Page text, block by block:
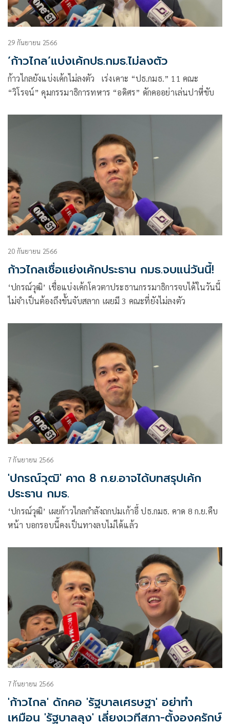
29 กันยายน 2566
‘ก้าวไกล’แบ่งเค้กปธ.กมธ.ไม่ลงตัว
ก้าวไกลยังแบ่งเค้กไม่ลงตัว เร่งเคาะ “ปธ.กมธ.” 11 คณะ
“วิโรจน์” คุมกรรมาธิการทหาร “อดิศร” ดักคออย่าเล่นปาหี่ขับ
20 กันยายน 2566
ก้าวไกลเชื่อแย่งเค้กประธาน กมธ.จบแน่วันนี้!
‘ปกรณ์วุฒิ’ เชื่อแบ่งเค้กโควตาประธานกรรมาธิการจบได้ในวันนี้
ไม่จำเป็นต้องถึงขั้นจับสลาก เผยมี 3 คณะที่ยังไม่ลงตัว
7 กันยายน 2566
'ปกรณ์วุฒิ' คาด 8 ก.ย.อาจได้บทสรุปเค้ก
ประธาน กมธ.
‘ปกรณ์วุฒิ’ เผยก้าวไกลกำลังถกปมเก้าอี้ ปธ.กมธ. คาด 8 ก.ย.คืบ
หน้า บอกรอบนี้คงเป็นทางลบไม่ได้แล้ว
7 กันยายน 2566
'ก้าวไกล' ดักคอ 'รัฐบาลเศรษฐา' อย่าทำ
เหมือน 'รัฐบาลลุง' เลี่ยงเวทีสภา-ตั้งองครักษ์